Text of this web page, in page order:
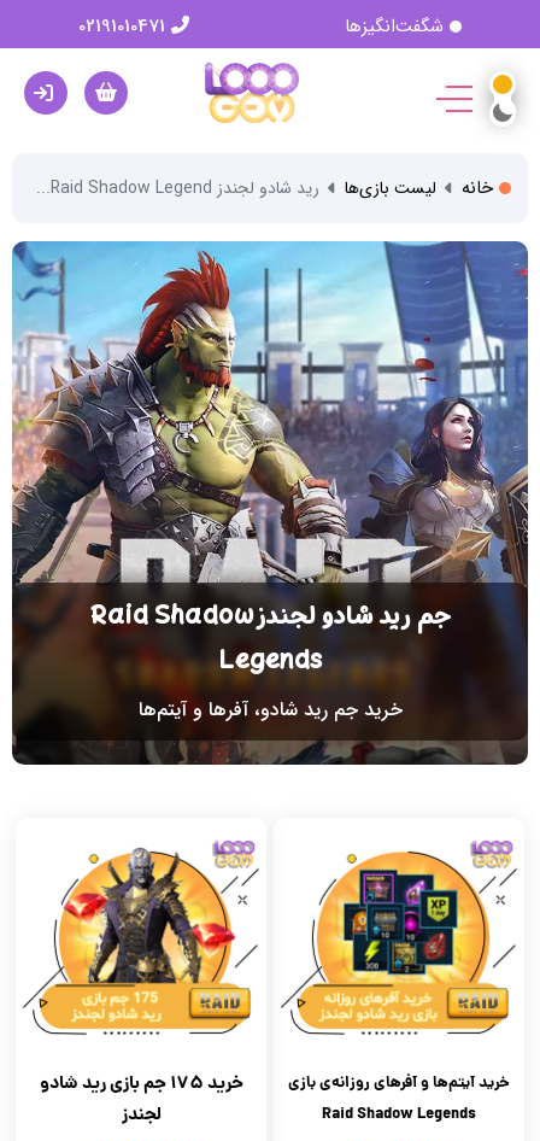
شگفت‌انگیزها
خانه لیست بازی‌ها رید شادو لجندز Raid Shadow Legend...
جم رید شادو لجندز Raid Shadow
Legends
خرید جم رید شادو، آفرها و آیتم‌ها
خرید آیتم‌ها و آفرهای روزانه‌ی بازی
Raid Shadow Legends
خرید 175 جم بازی رید شادو
لجندز